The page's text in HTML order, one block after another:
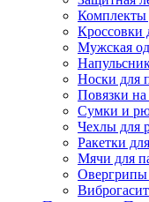
Комплекты
Кроссовки
Мужская
Носки для
Повязки на
Сумки и
Чехлы для
Ракетки
Мячи для
Овергрипы